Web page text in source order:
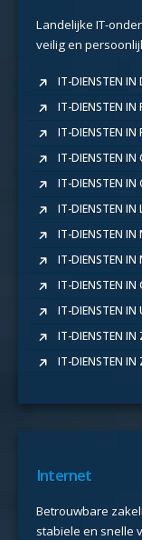
Landelijke IT-
veilig en
IT-DIENSTEN IN
IT-DIENSTEN IN
IT-DIENSTEN IN
IT-DIENSTEN IN
IT-DIENSTEN IN
IT-DIENSTEN IN
IT-DIENSTEN
IT-DIENSTEN
IT-DIENSTEN IN
IT-DIENSTEN IN
IT-DIENSTEN IN
IT-DIENSTEN
Internet
Betrouwbare
stabiele en snelle